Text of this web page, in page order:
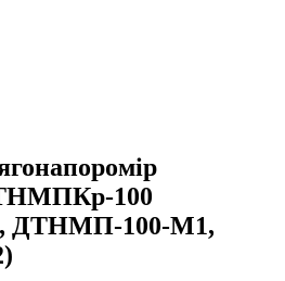
100
ДТНМП-100-М1,